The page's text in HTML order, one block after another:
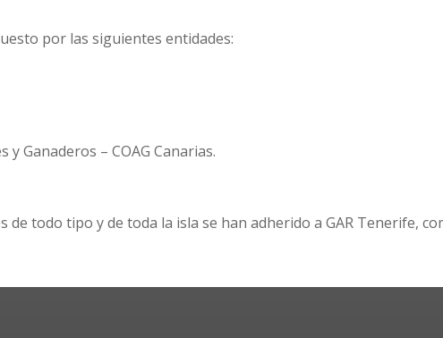
por las siguientes entidades:
Ganaderos – COAG Canarias.
todo tipo y de toda la isla se han adherido a GAR Tenerife,